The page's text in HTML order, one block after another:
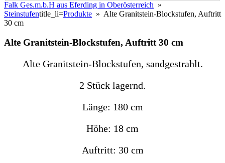
Falk Ges.m.b.H aus Eferding in Oberösterreich »
Steinstufentitle_li=Produkte » Alte Granitstein-Blockstufen, Auftritt
30 cm
Alte Granitstein-Blockstufen, Auftritt 30 cm
Alte Granitstein-Blockstufen, sandgestrahlt.
2 Stück lagernd.
Länge: 180 cm
Höhe: 18 cm
Auftritt: 30 cm